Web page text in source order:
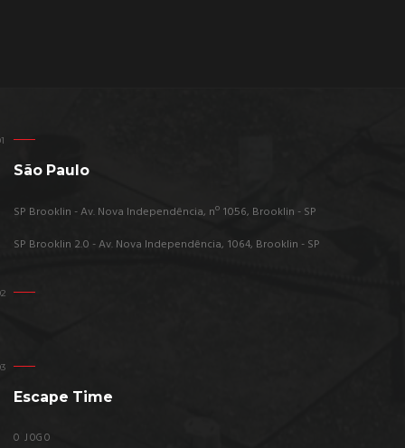
São Paulo
SP Brooklin - Av. Nova Independência, nº 1056, Brooklin - SP
SP Brooklin 2.0 - Av. Nova Independência, 1064, Brooklin - SP
Escape Time
O JOGO